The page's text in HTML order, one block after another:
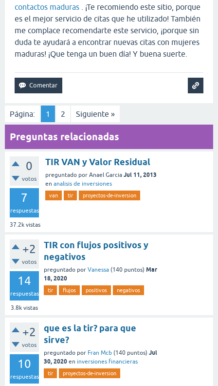
contactos maduras . ¡Te recomiendo este sitio, porque
es el mejor servicio de citas que he utilizado! También
me complace recomendarte este servicio, ¡porque sin
duda te ayudará a encontrar nuevas citas con mujeres
maduras! ¡Que tenga un buen día! Y buena suerte.
Página: 1 2 Siguiente »
Preguntas relacionadas
0
votos
7
respuestas
37.2k vistas
TIR VAN y Valor Residual
preguntado por Anael Garcia Jul 11, 2013
en analisis de inversiones
van tir proyectos-de-inversion
+2
votos
14
respuestas
3.8k vistas
TIR con flujos positivos y
negativos
preguntado por Vanessa (140 puntos) Mar
18, 2020
tir flujos positivos negativos
+2
votos
10
respuestas
que es la tir? para que
sirve?
preguntado por Fran Mcb (140 puntos) Jul
30, 2020 en inversiones financieras
tir proyectos-de-inversion